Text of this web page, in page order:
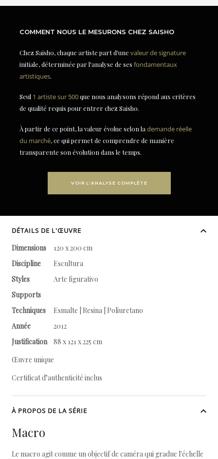
COMMENT NOUS LE MESURONS CHEZ SAISHO
Chez Saisho, chaque artiste part d'une valeur de signature
initiale, déterminée par l'analyse de ses fondamentaux
artistiques.
Seul 1 artiste sur 500que nous analysons répond aux critères
de qualité requis pour entrer chez Saisho.
À partir de ce point, la valeur évolue selon la demande réelle
du marché, ce qui permet de comprendre de manière
transparente son évolution dans le temps.
VOIR L'ANALYSE COMPLÈTE
DÉTAILS DE L'ŒUVRE
Dimensions
120 x 200 cm
Discipline
Escultura
Styles
Arte figurativo
Supports
Techniques
Esmalte | Resina | Poliuretano
Année
2012
Justification
88 x 121 x 225 cm
Œuvre unique
Certificat d’authenticité inclus
À PROPOS DE LA SÉRIE
Macro
Le macro agit comme un objectif de caméra qui gradue l'échelle